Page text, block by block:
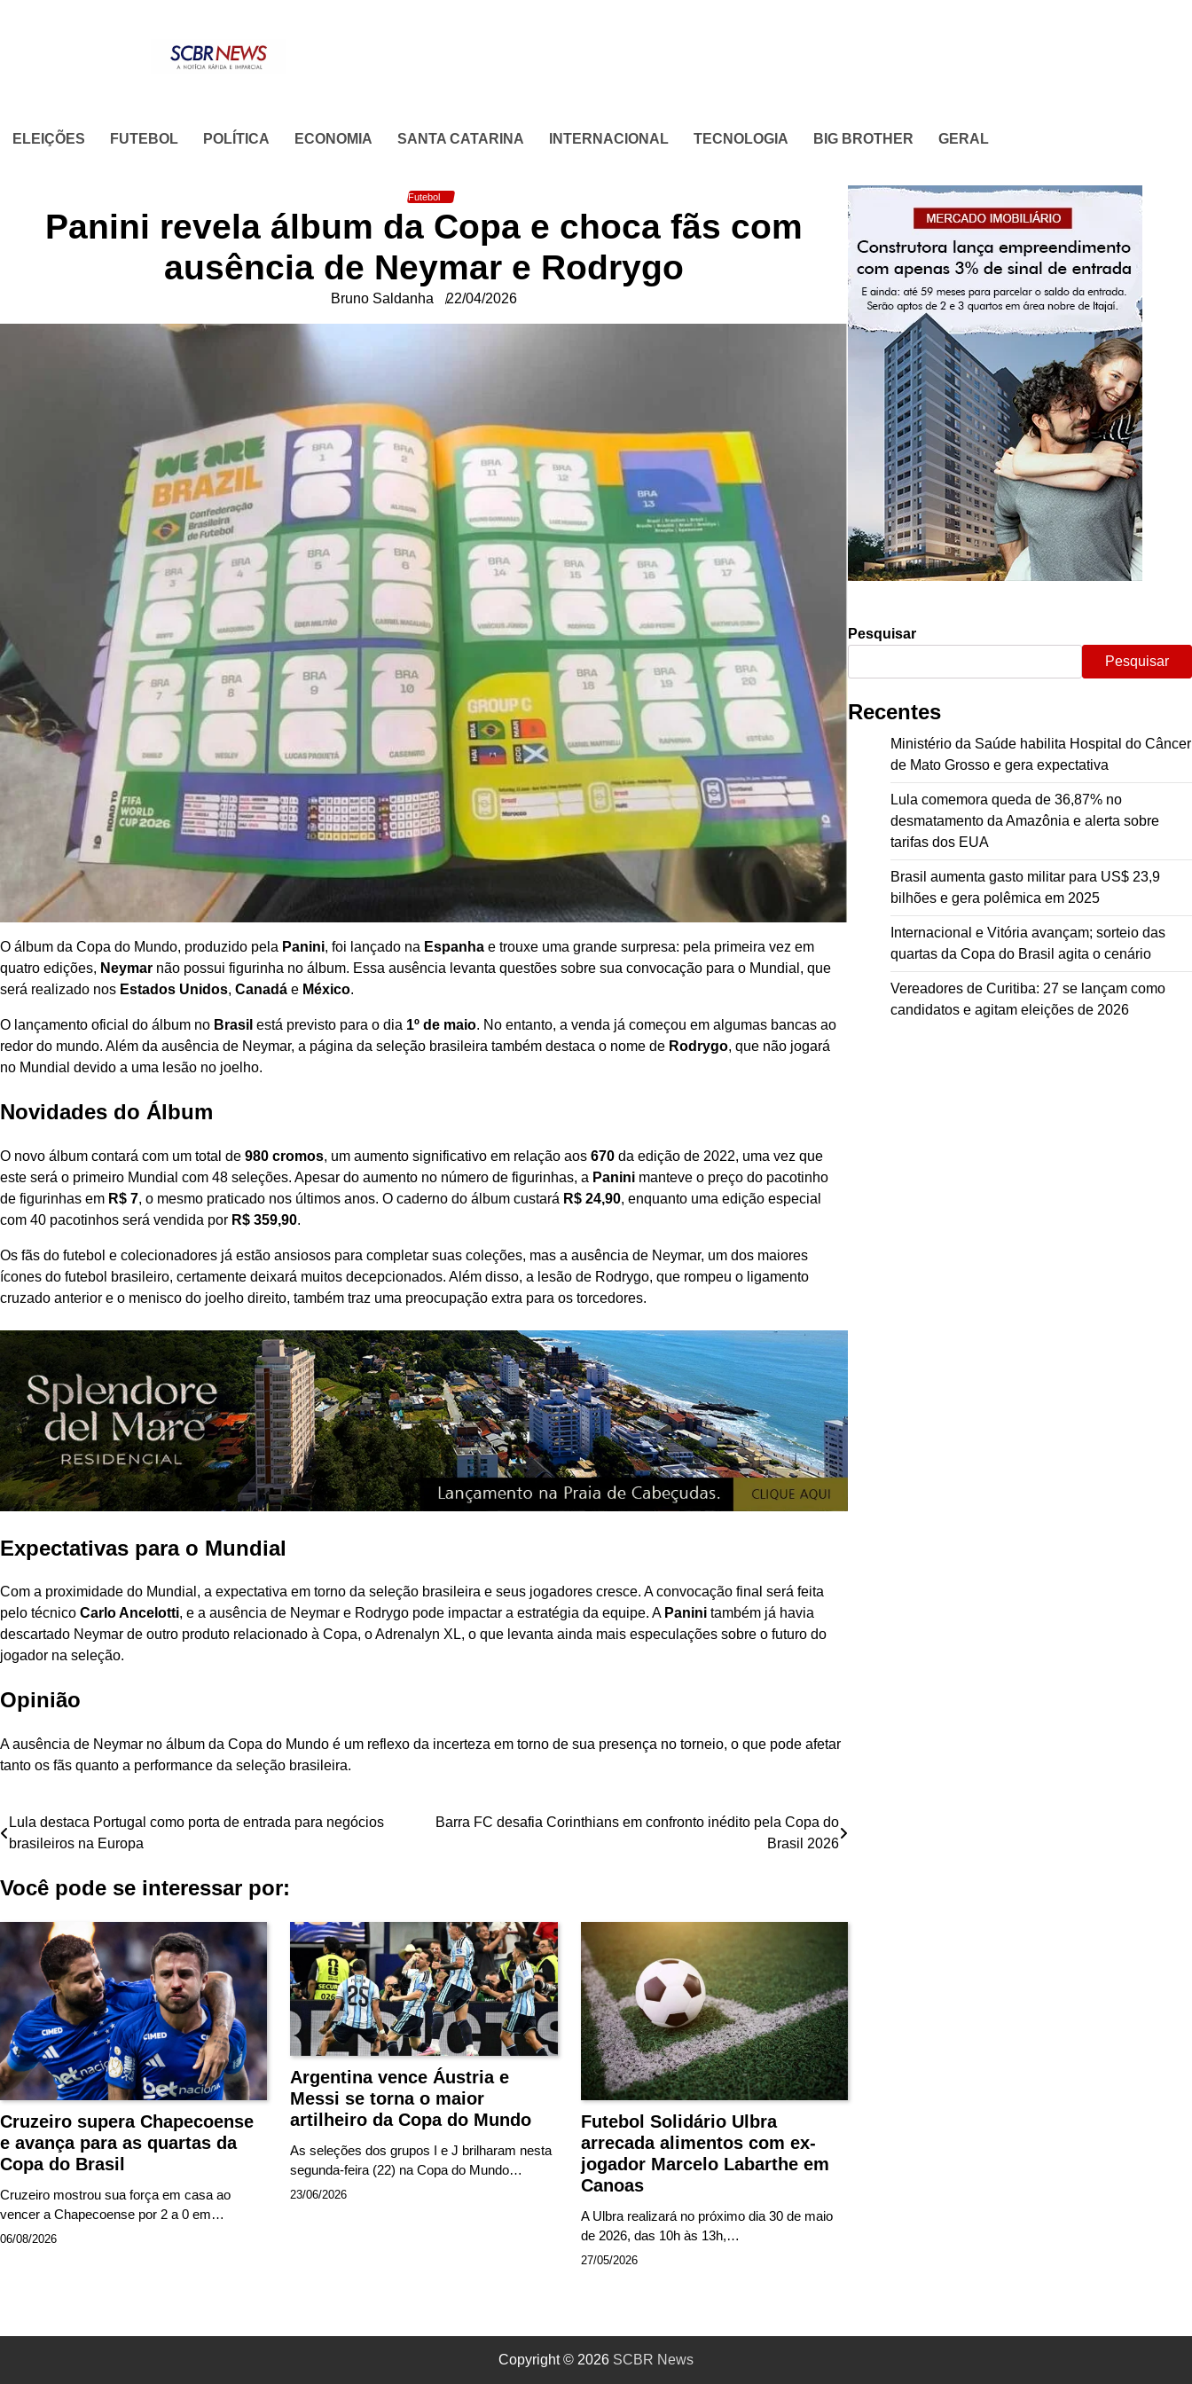
ELEIÇÕES FUTEBOL POLÍTICA ECONOMIA SANTA CATARINA INTERNACIONAL TECNOLOGIA BIG BROTHER GERAL
Futebol
Panini revela álbum da Copa e choca fãs com
ausência de Neymar e Rodrygo
Bruno Saldanha 22/04/2026
O álbum da Copa do Mundo, produzido pela Panini, foi lançado na Espanha e trouxe uma grande surpresa: pela primeira vez em
quatro edições, Neymar não possui figurinha no álbum. Essa ausência levanta questões sobre sua convocação para o Mundial, que
será realizado nos Estados Unidos, Canadá e México.
O lançamento oficial do álbum no Brasil está previsto para o dia 1º de maio. No entanto, a venda já começou em algumas bancas ao
redor do mundo. Além da ausência de Neymar, a página da seleção brasileira também destaca o nome de Rodrygo, que não jogará
no Mundial devido a uma lesão no joelho.
Novidades do Álbum
O novo álbum contará com um total de 980 cromos, um aumento significativo em relação aos 670 da edição de 2022, uma vez que
este será o primeiro Mundial com 48 seleções. Apesar do aumento no número de figurinhas, a Panini manteve o preço do pacotinho
de figurinhas em R$ 7, o mesmo praticado nos últimos anos. O caderno do álbum custará R$ 24,90, enquanto uma edição especial
com 40 pacotinhos será vendida por R$ 359,90.
Os fãs do futebol e colecionadores já estão ansiosos para completar suas coleções, mas a ausência de Neymar, um dos maiores
ícones do futebol brasileiro, certamente deixará muitos decepcionados. Além disso, a lesão de Rodrygo, que rompeu o ligamento
cruzado anterior e o menisco do joelho direito, também traz uma preocupação extra para os torcedores.
Expectativas para o Mundial
Com a proximidade do Mundial, a expectativa em torno da seleção brasileira e seus jogadores cresce. A convocação final será feita
pelo técnico Carlo Ancelotti, e a ausência de Neymar e Rodrygo pode impactar a estratégia da equipe. A Panini também já havia
descartado Neymar de outro produto relacionado à Copa, o Adrenalyn XL, o que levanta ainda mais especulações sobre o futuro do
jogador na seleção.
Opinião
A ausência de Neymar no álbum da Copa do Mundo é um reflexo da incerteza em torno de sua presença no torneio, o que pode afetar
tanto os fãs quanto a performance da seleção brasileira.
Navegação
Post
Lula destaca Portugal como porta de entrada para negócios
brasileiros na Europa
Barra FC desafia Corinthians em confronto inédito pela Copa do
Brasil 2026
Você pode se interessar por:
Cruzeiro supera Chapecoense
e avança para as quartas da
Copa do Brasil
Cruzeiro mostrou sua força em casa ao
vencer a Chapecoense por 2 a 0 em…
06/08/2026
Argentina vence Áustria e
Messi se torna o maior
artilheiro da Copa do Mundo
As seleções dos grupos I e J brilharam nesta
segunda-feira (22) na Copa do Mundo…
23/06/2026
Futebol Solidário Ulbra
arrecada alimentos com ex-
jogador Marcelo Labarthe em
Canoas
A Ulbra realizará no próximo dia 30 de maio
de 2026, das 10h às 13h,…
27/05/2026
Pesquisar
Pesquisar
Recentes
Ministério da Saúde habilita Hospital do Câncer
de Mato Grosso e gera expectativa
Lula comemora queda de 36,87% no
desmatamento da Amazônia e alerta sobre
tarifas dos EUA
Brasil aumenta gasto militar para US$ 23,9
bilhões e gera polêmica em 2025
Internacional e Vitória avançam; sorteio das
quartas da Copa do Brasil agita o cenário
Vereadores de Curitiba: 27 se lançam como
candidatos e agitam eleições de 2026
Copyright © 2026 SCBR News